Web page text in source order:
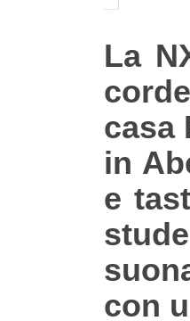
La
casa
in
e
con